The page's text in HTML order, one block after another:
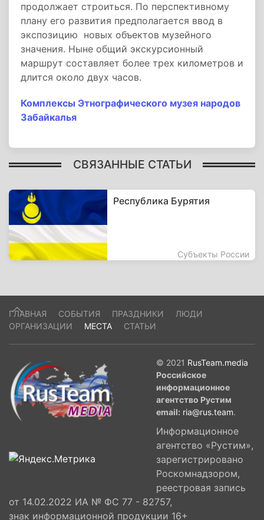
продолжает строиться. По перспективному
плану его развития предполагается ввод в
экспозицию новых объектов музейного
значения. Ныне общий экскурсионный
маршрут составляет более трех километров и
длится около двух часов.
Комплексы Этнографического музея народов
Забайкалья
СВЯЗАННЫЕ СТАТЬИ
Республика Бурятия
Субъекты России
ГЛАВНАЯ СОБЫТИЯ ПРАЗДНИКИ
ЛЮДИ
ОРГАНИЗАЦИИ
МЕСТА СТАТЬИ
© 2021 RusTeam.media
Российское
информационное
агентство Рустим
email: ria@rus.team.
Информационное
агентство «Рустим»,
зарегистрировано
Роскомнадзором,
реестровая запись
от 14.02.2022 ИА № ФС 77 - 82757,
знак информационной продукции 16+